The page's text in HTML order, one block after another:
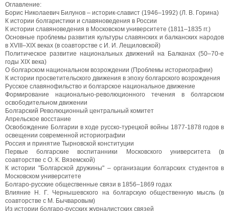
Оглавление:
Борис Николаевич Билунов – историк-славист (1946–1992) (Л. В. Горина)
К истории болгаристики и славяноведения в России
К истории славяноведения в Московском университете (1811–1835 гг.)
Основные проблемы развития культуры славянских и балканских народов
в XVIII–XIX веках (в соавторстве с И. И. Лещиловской)
Политическое развитие национальных движений на Балканах (50–70-е
годы XIX века)
О болгарском национальном возрождении (Проблемы историографии)
К истории просветительского движения в эпоху болгарского возрождения
Русское славянофильство и болгарское национальное движение
Формирование национально-революционного течения в болгарском
освободительном движении
Болгарский Революционный центральный комитет
Апрельское восстание
Освобождение Болгарии в ходе русско-турецкой войны 1877-1878 годов в
освещении современной историографии
Россия и принятие Тырновской конституции
Первые болгарские воспитанники Московского университета (в
соавторстве с О. К. Вяземской)
К истории "Болгарской дружины" – организации болгарских студентов в
Московском университете
Болгаро-русские общесгвенные связи в 1856–1869 годах
Влияние Н. Г. Чернышевского на болгарскую общественную мысль (в
соавторстве с М. Бычваровым)
Из истории болгаро-русских журналистских связей